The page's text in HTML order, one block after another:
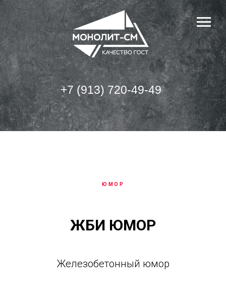
+7 (913) 720-49-49
ЮМОР
ЖБИ ЮМОР
Железобетонный юмор